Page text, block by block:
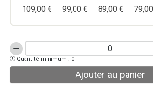
109,00 € 99,00 € 89,00 € 79,00
quantité
de
TAPIS
DE
Quantité minimum : 0
Ajouter au panier